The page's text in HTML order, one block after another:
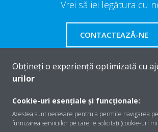
Vrei să iei legătura cu
CONTACTEAZĂ-NE
Despre Daikin
Obțineți o experiență optimizată cu
urilor
Cookie-uri esențiale și funcționale:
Acestea sunt necesare pentru a permite navigarea
furnizarea serviciilor pe care le solicitați (cookie-uri